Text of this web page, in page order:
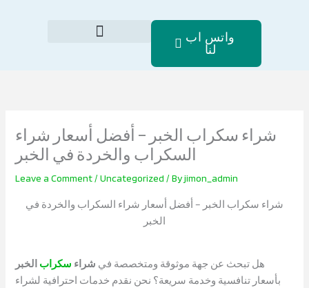
واتس اب
لنا
شراء سكراب الخبر – أفضل أسعار شراء
السكراب والخردة في الخبر
Leave a Comment/Uncategorized / Byjimon_admin
شراء سكراب الخبر – أفضل أسعار شراء السكراب والخردة في
الخبر
هل تبحث عن جهة موثوقة ومتخصصة في شراء سكراب الخبر
بأسعار تنافسية وخدمة سريعة؟ نحن نقدم خدمات احترافية لشراء